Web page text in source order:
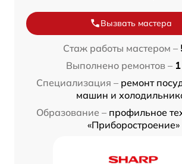
Вызвать мастера
Стаж работы мастером –
Выполнено ремонтов –
Специализация – ремонт
машин и
Образование – профильное
«Приборостроение»